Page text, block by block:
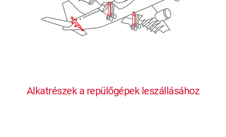
Alkatrészek a repülőgépek leszállásához